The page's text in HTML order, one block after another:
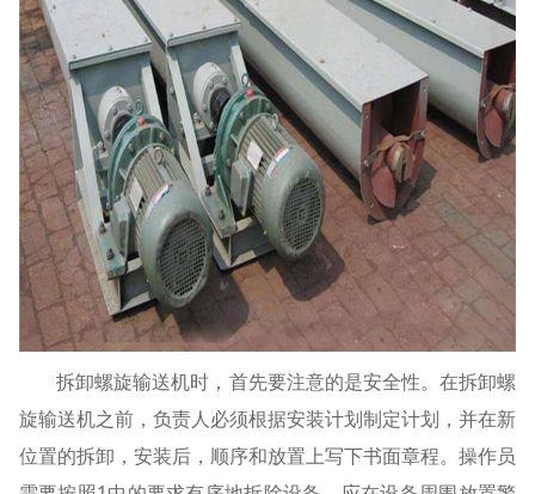
拆卸螺旋输送机时，首先要注意的是安全性。在拆卸螺
旋输送机之前，负责人必须根据安装计划制定计划，并在新
位置的拆卸，安装后，顺序和放置上写下书面章程。操作员